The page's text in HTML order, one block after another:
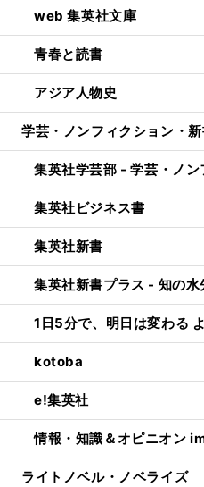
web 集英社文庫
青春と読書
アジア人物史
学芸・ノンフィクション・
集英社学芸部 - 学芸・ノン
集英社ビジネス書
集英社新書
集英社新書プラス - 知の水
1日5分で、明日は変わる
kotoba
e!集英社
情報・知識＆オピニオン
ライトノベル・ノベライズ